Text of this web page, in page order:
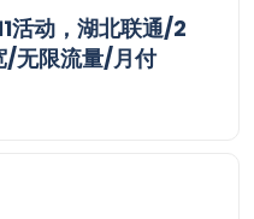
活动，湖北联通/2
无限流量/月付